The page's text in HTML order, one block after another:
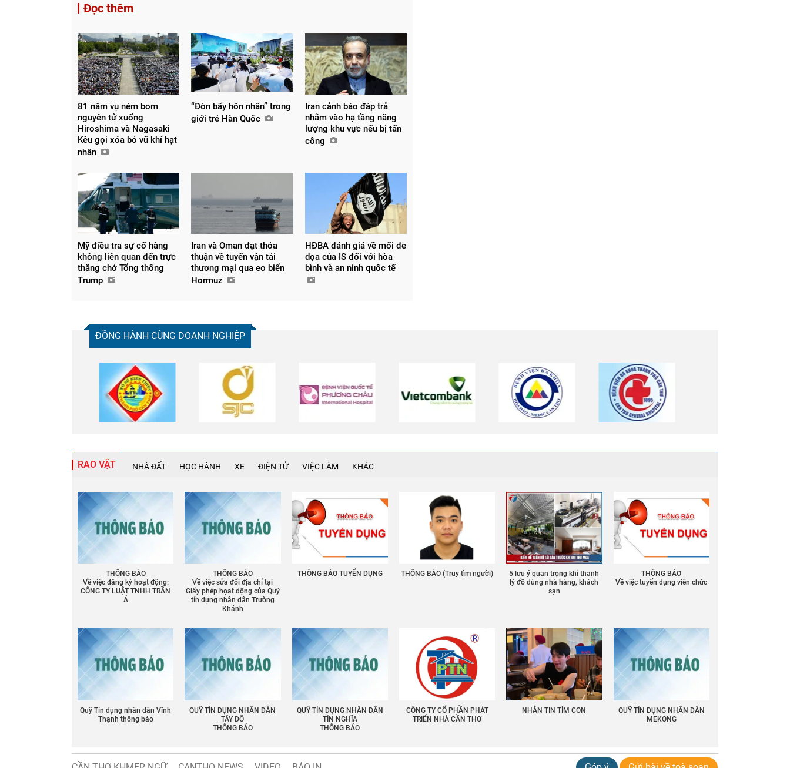
Đọc thêm
81 năm vụ ném bom
nguyên tử xuống
Hiroshima và Nagasaki
Kêu gọi xóa bỏ vũ khí hạt
nhân
“Đòn bẩy hôn nhân” trong
giới trẻ Hàn Quốc
Iran cảnh báo đáp trả
nhằm vào hạ tầng năng
lượng khu vực nếu bị tấn
công
Mỹ điều tra sự cố hàng
không liên quan đến trực
thăng chở Tổng thống
Trump
Iran và Oman đạt thỏa
thuận về tuyến vận tải
thương mại qua eo biển
Hormuz
HĐBA đánh giá về mối đe
dọa của IS đối với hòa
bình và an ninh quốc tế
ĐỒNG HÀNH CÙNG DOANH NGHIỆP
RAO VẶT NHÀ ĐẤT HỌC HÀNH XE ĐIỆN TỬ VIỆC LÀM KHÁC
THÔNG BÁO
Về việc đăng ký hoạt động:
CÔNG TY LUẬT TNHH TRẦN
Á
THÔNG BÁO
Về việc sửa đổi địa chỉ tại
Giấy phép họat động của Quỹ
tín dụng nhân dân Trường
Khánh
THÔNG BÁO TUYỂN DỤNG THÔNG BÁO (Truy tìm người)
5 lưu ý quan trọng khi thanh
lý đồ dùng nhà hàng, khách
sạn
THÔNG BÁO
Về việc tuyển dụng viên chức
Quỹ Tín dụng nhân dân Vĩnh
Thạnh thông báo
QUỸ TÍN DỤNG NHÂN DÂN
TÂY ĐÔ
THÔNG BÁO
QUỸ TÍN DỤNG NHÂN DÂN
TÍN NGHĨA
THÔNG BÁO
CÔNG TY CỔ PHẦN PHÁT
TRIỂN NHÀ CẦN THƠ
NHẮN TIN TÌM CON
QUỸ TÍN DỤNG NHÂN DÂN
MEKONG